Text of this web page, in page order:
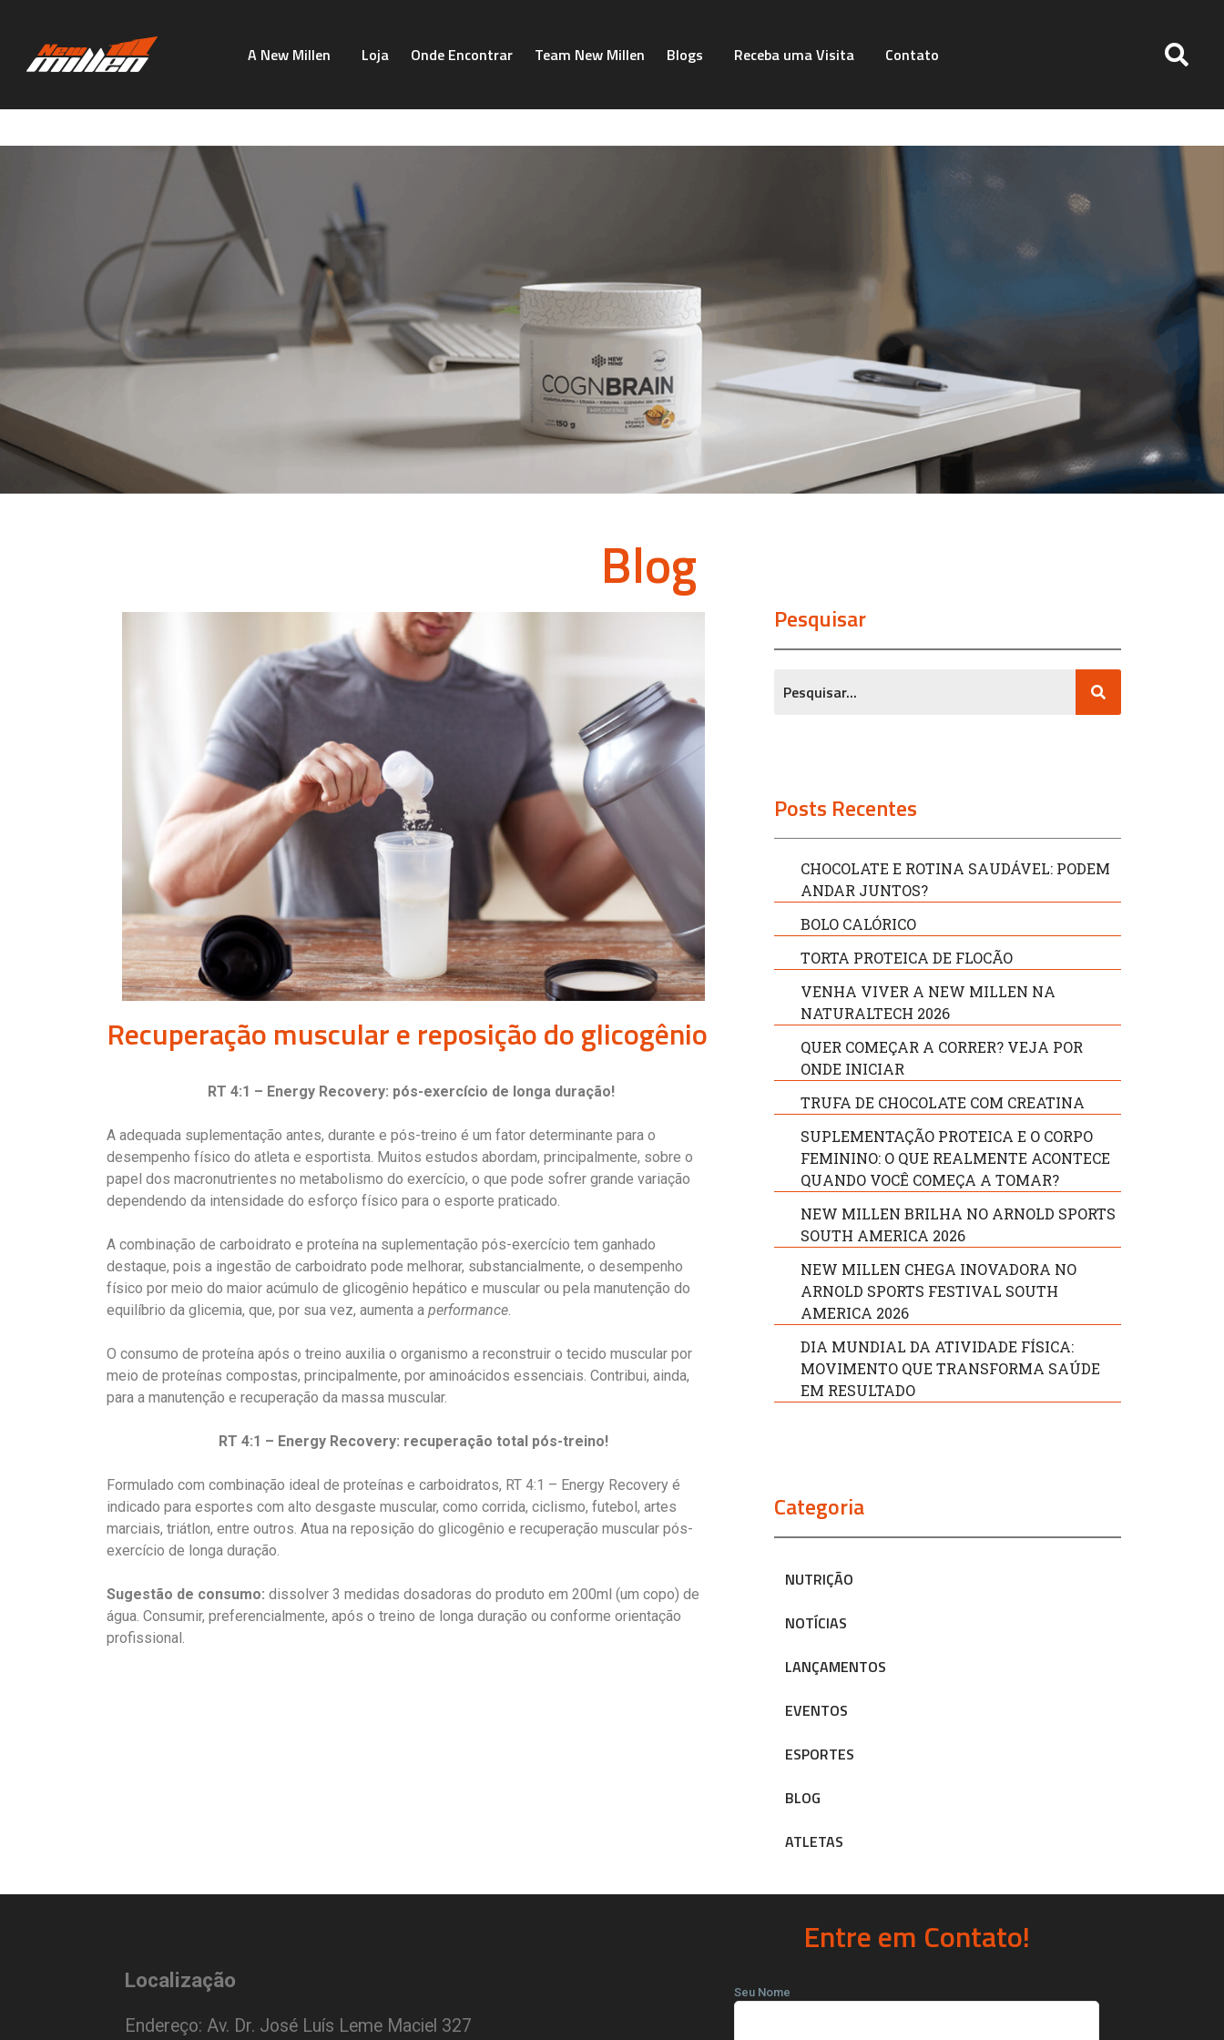
A New Millen Loja Onde Encontrar Team New Millen Blogs Receba uma Visita Contato
Blog
Recuperação muscular e reposição do glicogênio
RT 4:1 – Energy Recovery: pós-exercício de longa duração!
A adequada suplementação antes, durante e pós-treino é um fator determinante para o
desempenho físico do atleta e esportista. Muitos estudos abordam, principalmente, sobre o
papel dos macronutrientes no metabolismo do exercício, o que pode sofrer grande variação
dependendo da intensidade do esforço físico para o esporte praticado.
A combinação de carboidrato e proteína na suplementação pós-exercício tem ganhado
destaque, pois a ingestão de carboidrato pode melhorar, substancialmente, o desempenho
físico por meio do maior acúmulo de glicogênio hepático e muscular ou pela manutenção do
equilíbrio da glicemia, que, por sua vez, aumenta a performance.
O consumo de proteína após o treino auxilia o organismo a reconstruir o tecido muscular por
meio de proteínas compostas, principalmente, por aminoácidos essenciais. Contribui, ainda,
para a manutenção e recuperação da massa muscular.
RT 4:1 – Energy Recovery: recuperação total pós-treino!
Formulado com combinação ideal de proteínas e carboidratos, RT 4:1 – Energy Recovery é
indicado para esportes com alto desgaste muscular, como corrida, ciclismo, futebol, artes
marciais, triátlon, entre outros. Atua na reposição do glicogênio e recuperação muscular pós-
exercício de longa duração.
Sugestão de consumo: dissolver 3 medidas dosadoras do produto em 200ml (um copo) de
água. Consumir, preferencialmente, após o treino de longa duração ou conforme orientação
profissional.
Pesquisar
Posts Recentes
CHOCOLATE E ROTINA SAUDÁVEL: PODEM
ANDAR JUNTOS?
BOLO CALÓRICO
TORTA PROTEICA DE FLOCÃO
VENHA VIVER A NEW MILLEN NA
NATURALTECH 2026
QUER COMEÇAR A CORRER? VEJA POR
ONDE INICIAR
TRUFA DE CHOCOLATE COM CREATINA
SUPLEMENTAÇÃO PROTEICA E O CORPO
FEMININO: O QUE REALMENTE ACONTECE
QUANDO VOCÊ COMEÇA A TOMAR?
NEW MILLEN BRILHA NO ARNOLD SPORTS
SOUTH AMERICA 2026
NEW MILLEN CHEGA INOVADORA NO
ARNOLD SPORTS FESTIVAL SOUTH
AMERICA 2026
DIA MUNDIAL DA ATIVIDADE FÍSICA:
MOVIMENTO QUE TRANSFORMA SAÚDE
EM RESULTADO
Categoria
NUTRIÇÃO
NOTÍCIAS
LANÇAMENTOS
EVENTOS
ESPORTES
BLOG
ATLETAS
Localização
Endereço: Av. Dr. José Luís Leme Maciel 327
Entre em Contato!
Seu Nome